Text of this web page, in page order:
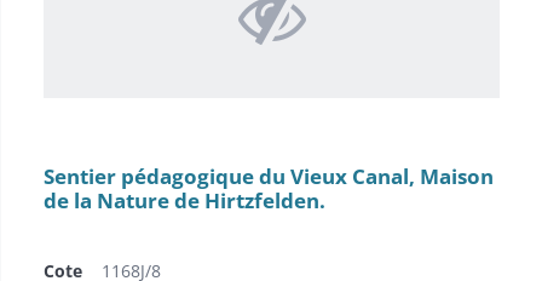
Sentier pédagogique du Vieux Canal, Maison
de la Nature de Hirtzfelden.
Cote 1168J/8